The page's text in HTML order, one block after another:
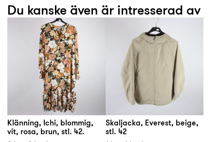
Du kanske även är intresserad av
Klänning, Ichi, blommig,
vit, rosa, brun, stl. 42.
Skaljacka, Everest, beige,
stl. 42